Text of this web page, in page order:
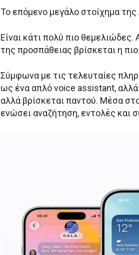
Το επόμενο μεγάλο στοίχημα της
Είναι κάτι πολύ πιο
της προσπάθειας βρίσκεται η
Σύμφωνα με τις τελευταίες
ως ένα απλό voice assistant,
αλλά βρίσκεται παντού. Μέσα
ενώσει αναζήτηση, εντολές και